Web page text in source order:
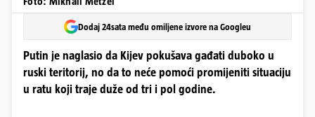
Dodaj 24sata među omiljene izvore na Googleu
Putin je naglasio da Kijev pokušava gađati duboko u
ruski teritorij, no da to neće pomoći promijeniti situaciju
u ratu koji traje duže od tri i pol godine.